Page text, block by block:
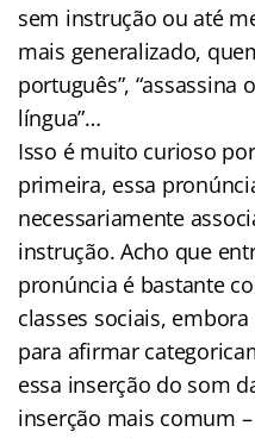
sem instrução ou até
mais generalizado,
português”, “assassina
língua”…
Isso é muito curioso
primeira, essa
necessariamente
instrução. Acho que
pronúncia é bastante
classes sociais,
para afirmar
essa inserção do som
inserção mais comum